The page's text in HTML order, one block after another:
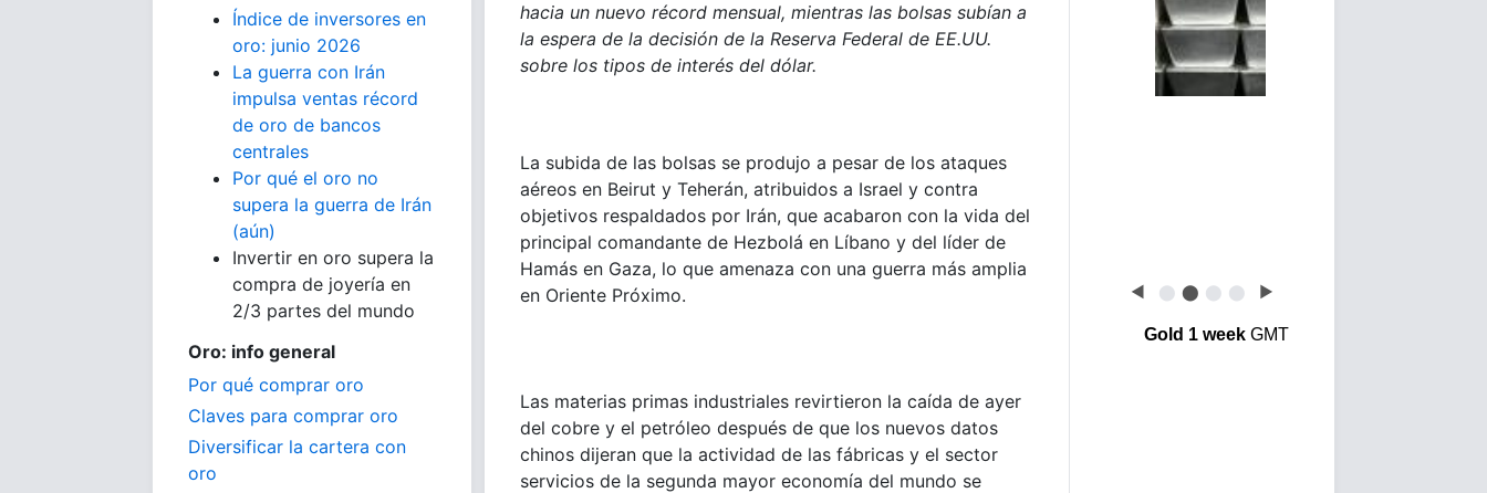
Índice de inversores en
oro: junio 2026
La guerra con Irán
impulsa ventas récord
de oro de bancos
centrales
Por qué el oro no
supera la guerra de Irán
(aún)
Invertir en oro supera la
compra de joyería en
2/3 partes del mundo
Oro: info general
Por qué comprar oro
Claves para comprar oro
Diversificar la cartera con
oro
hacia un nuevo récord mensual, mientras las bolsas subían a
la espera de la decisión de la Reserva Federal de EE.UU.
sobre los tipos de interés del dólar.
La subida de las bolsas se produjo a pesar de los ataques
aéreos en Beirut y Teherán, atribuidos a Israel y contra
objetivos respaldados por Irán, que acabaron con la vida del
principal comandante de Hezbolá en Líbano y del líder de
Hamás en Gaza, lo que amenaza con una guerra más amplia
en Oriente Próximo.
Las materias primas industriales revirtieron la caída de ayer
del cobre y el petróleo después de que los nuevos datos
chinos dijeran que la actividad de las fábricas y el sector
servicios de la segunda mayor economía del mundo se
◀ ⬤ ⬤ ⬤ ⬤ ▶
Gold 1 weekGMT